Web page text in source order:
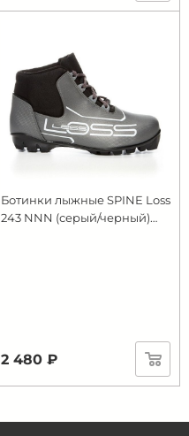
Ботинки лыжные SPINE Loss
243 NNN (серый/черный)
2 480 ₽